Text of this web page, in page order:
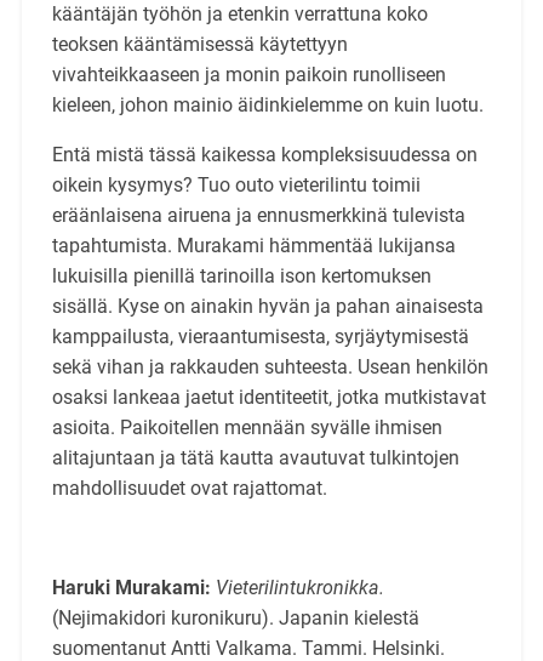
kääntäjän työhön ja etenkin verrattuna koko
teoksen kääntämisessä käy­tettyyn
vivahteikkaaseen ja monin paikoin runolliseen
kieleen, johon mainio äidinkielemme on kuin luotu.
Entä mistä tässä kaikessa kompleksisuudessa on
oikein kysymys? Tuo outo vieterilintu toimii
eräänlaisena airuena ja ennusmerkkinä tulevista
tapahtumista. Murakami hämmentää lukijansa
lukuisilla pienillä tarinoilla ison kertomuksen
sisällä. Kyse on ainakin hyvän ja pahan ainaisesta
kamppailusta, vieraantumisesta, syrjäytymisestä
sekä vihan ja rakkauden suhteesta. Usean henkilön
osaksi lankeaa jaetut identiteetit, jotka mutkistavat
asioita. Paikoitellen mennään syvälle ihmisen
alitajuntaan ja tätä kautta avautuvat tulkintojen
mahdollisuudet ovat rajattomat.
Haruki Murakami: Vieterilintukronikka.
(Nejimakidori kuronikuru). Japanin kielestä
suomentanut Antti Valkama. Tammi. Helsinki.